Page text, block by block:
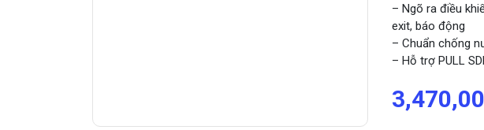
– Ngõ ra điều
exit, báo động
– Chuẩn chống
– Hỗ trợ PULL